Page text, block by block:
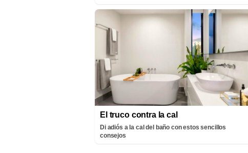
El truco contra la cal
Di adiós a la cal del baño con estos sencillos
consejos